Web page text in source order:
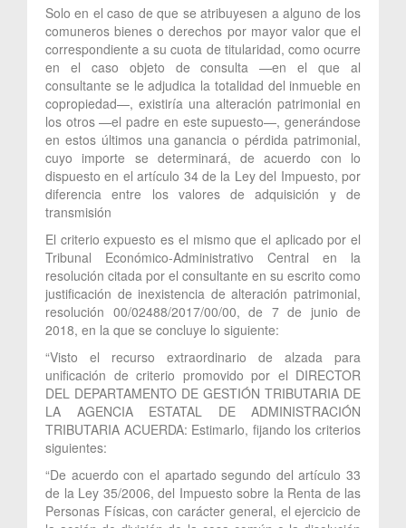
Solo en el caso de que se atribuyesen a alguno de los
comuneros bienes o derechos por mayor valor que el
correspondiente a su cuota de titularidad, como ocurre
en el caso objeto de consulta —en el que al
consultante se le adjudica la totalidad del inmueble en
copropiedad—, existiría una alteración patrimonial en
los otros —el padre en este supuesto—, generándose
en estos últimos una ganancia o pérdida patrimonial,
cuyo importe se determinará, de acuerdo con lo
dispuesto en el artículo 34 de la Ley del Impuesto, por
diferencia entre los valores de adquisición y de
transmisión
El criterio expuesto es el mismo que el aplicado por el
Tribunal Económico-Administrativo Central en la
resolución citada por el consultante en su escrito como
justificación de inexistencia de alteración patrimonial,
resolución 00/02488/2017/00/00, de 7 de junio de
2018, en la que se concluye lo siguiente:
“Visto el recurso extraordinario de alzada para
unificación de criterio promovido por el DIRECTOR
DEL DEPARTAMENTO DE GESTIÓN TRIBUTARIA DE
LA AGENCIA ESTATAL DE ADMINISTRACIÓN
TRIBUTARIA ACUERDA: Estimarlo, fijando los criterios
siguientes:
“De acuerdo con el apartado segundo del artículo 33
de la Ley 35/2006, del Impuesto sobre la Renta de las
Personas Físicas, con carácter general, el ejercicio de